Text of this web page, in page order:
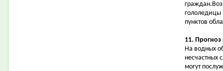
гололедицы
пунктов
11.
На водных
несчастных
могут